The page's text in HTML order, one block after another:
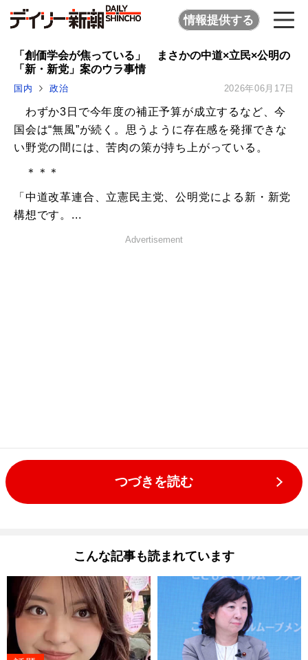
情報提供する
「創価学会が焦っている」 まさかの中道×立民×公明の
「新・新党」案のウラ事情
国内 政治 2026年06月17日
わずか3日で今年度の補正予算が成立するなど、今
国会は“無風”が続く。思うように存在感を発揮できな
い野党の間には、苦肉の策が持ち上がっている。
＊＊＊
「中道改革連合、立憲民主党、公明党による新・新党
構想です。...
Advertisement
つづきを読む
こんな記事も読まれています